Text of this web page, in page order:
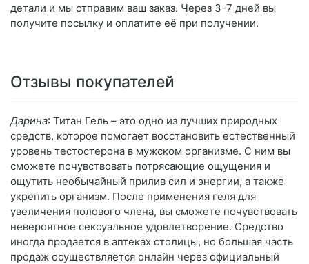
детали и мы отправим ваш заказ. Через 3-7 дней вы
получите посылку и оплатите её при получении.
Отзывы покупателей
Дарина: Титан Гель – это одно из лучших природных
средств, которое помогает восстановить естественный
уровень тестостерона в мужском организме. С ним вы
сможете почувствовать потрясающие ощущения и
ощутить необычайный прилив сил и энергии, а также
укрепить организм. После применения геля для
увеличения полового члена, вы сможете почувствовать
невероятное сексуальное удовлетворение. Средство
иногда продается в аптеках столицы, но большая часть
продаж осуществляется онлайн через официальный